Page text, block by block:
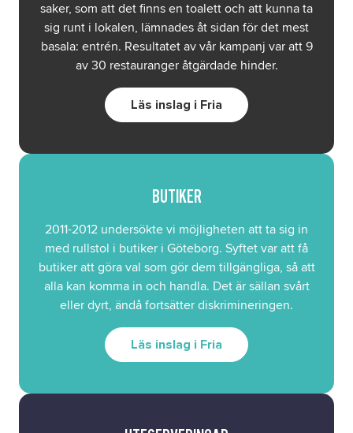
saker, som att det finns en toalett och att kunna ta
sig runt i lokalen, lämnades åt sidan för det mest
basala: entrén. Resultatet av vår kampanj var att 9
av 30 restauranger åtgärdade hinder.
Läs inslag i Fria
BUTIKER
2011-2012 undersökte vi möjligheten att ta sig in
med rullstol i butiker i Göteborg. Syftet var att få
butiker att göra val som gör dem tillgängliga, så att
alla kan komma in och handla. Det är sällan svårt
eller dyrt, ändå fortsätter diskrimineringen.
Läs inslag i Fria